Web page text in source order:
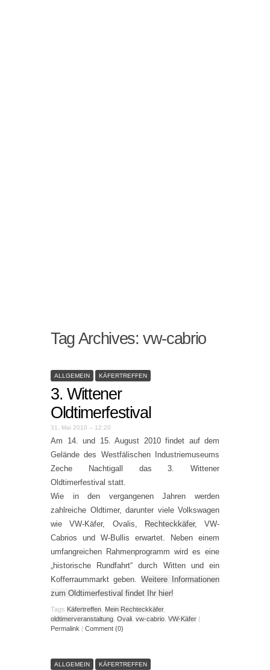
Tag Archives:vw-cabrio
ALLGEMEIN KÄFERTREFFEN
3. Wittener
Oldtimerfestival
31. Mai 2010 – 12:20
Am 14. und 15. August 2010 findet auf dem
Gelände des Westfälischen Industriemuseums
Zeche Nachtigall das 3. Wittener
Oldtimerfestival statt.
Wie in den vergangenen Jahren werden
zahlreiche Oldtimer, darunter viele Volkswagen
wie VW-Käfer, Ovalis,
Rechteckkäfer, VW-
Cabrios und W-Bullis erwartet. Neben einem
umfangreichen Rahmenprogramm wird es eine
„historische Rundfahrt“ durch Witten und ein
Kofferraummarkt geben. Weitere Informationen
zum Oldtimerfestival findet Ihr hier!
Tags Käfertreffen Mein Rechteckkäfer,
oldtimerveranstaltung Ovali vw-cabrio VW-Käfer |
Permalink | Comment (0)
ALLGEMEIN KÄFERTREFFEN